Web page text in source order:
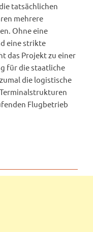
tatsächlichen
mehrere
Ohne eine
eine strikte
das Projekt zu einer
für die staatliche
die logistische
Flugbetrieb